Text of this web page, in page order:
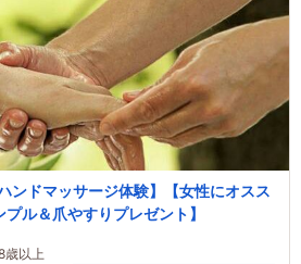
ンドマッサージ体験】【女性にオスス
ル＆爪やすりプレゼント】
歳以上